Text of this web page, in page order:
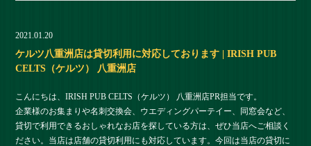
2021.01.20
ケルツ八重洲店は貸切利用に対応しております | IRISH PUB
CELTS（ケルツ） 八重洲店
こんにちは、IRISH PUB CELTS（ケルツ） 八重洲店PR担当です。
企業様のお集まりや名刺交換会、ウエディングパーテイー、同窓会など、
貸切で利用できるおしゃれなお店を探している方は、ぜひ当店へご相談く
ださい。当店は店舗の貸切利用にも対応しています。今回は当店の貸切に